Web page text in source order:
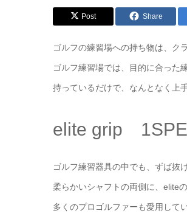
Post Share
ゴルフの練習場への持ち物は、ク
ゴルフ練習場では、目的に合った
持っているだけで、なんとなく上
elite grip
ゴルフ練習器具の中でも、ずば抜
柔らかいシャフトの両側に、elite
多くのプロゴルファーも愛用して